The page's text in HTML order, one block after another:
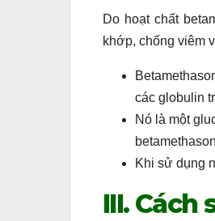
Do hoạt chất
khớp, chống viêm
các globulin
Nó là một
Khi sử dụng
III.